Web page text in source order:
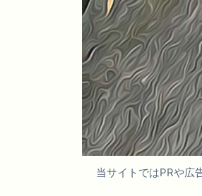
当サイトではPRや広